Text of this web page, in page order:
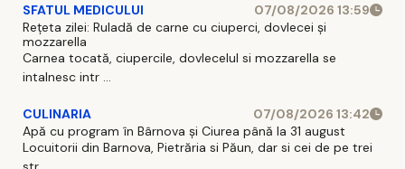
SFATUL MEDICULUI
07/08/2026 13:59
Rețeta zilei: Ruladă de carne cu ciuperci, dovlecei și
mozzarella
Carnea tocată, ciupercile, dovlecelul si mozzarella se
intalnesc intr ...
CULINARIA
07/08/2026 13:42
Apă cu program în Bârnova și Ciurea până la 31 august
Locuitorii din Barnova, Pietrăria si Păun, dar si cei de pe trei